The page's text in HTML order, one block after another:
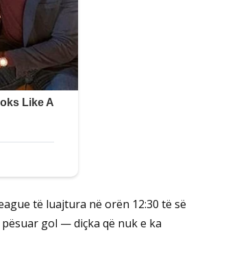
të luajtura në orën 12:30 të së
gol — diçka që nuk e ka